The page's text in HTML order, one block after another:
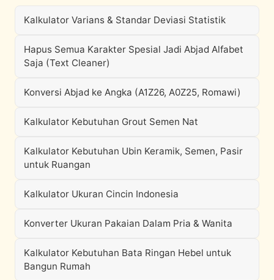
Kalkulator Varians & Standar Deviasi Statistik
Hapus Semua Karakter Spesial Jadi Abjad Alfabet
Saja (Text Cleaner)
Konversi Abjad ke Angka (A1Z26, A0Z25, Romawi)
Kalkulator Kebutuhan Grout Semen Nat
Kalkulator Kebutuhan Ubin Keramik, Semen, Pasir
untuk Ruangan
Kalkulator Ukuran Cincin Indonesia
Konverter Ukuran Pakaian Dalam Pria & Wanita
Kalkulator Kebutuhan Bata Ringan Hebel untuk
Bangun Rumah